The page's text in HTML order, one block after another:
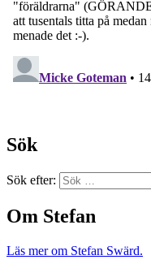
Sök
Sök efter:
Om Stefan
Läs mer om Stefan Swärd.